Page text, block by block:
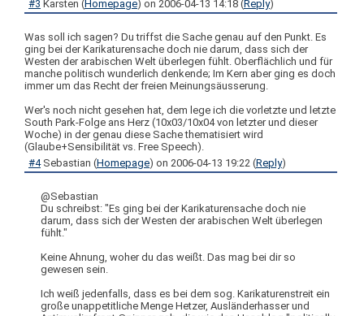
#3 Karsten (Homepage) on 2006-04-13 14:18 (Reply)
Was soll ich sagen? Du triffst die Sache genau auf den Punkt. Es
ging bei der Karikaturensache doch nie darum, dass sich der
Westen der arabischen Welt überlegen fühlt. Oberflächlich und für
manche politisch wunderlich denkende; Im Kern aber ging es doch
immer um das Recht der freien Meinungsäusserung.
Wer's noch nicht gesehen hat, dem lege ich die vorletzte und letzte
South Park-Folge ans Herz (10x03/10x04 von letzter und dieser
Woche) in der genau diese Sache thematisiert wird
(Glaube+Sensibilität vs. Free Speech).
#4 Sebastian (Homepage) on 2006-04-13 19:22 (Reply)
@Sebastian
Du schreibst: "Es ging bei der Karikaturensache doch nie
darum, dass sich der Westen der arabischen Welt überlegen
fühlt."
Keine Ahnung, woher du das weißt. Das mag bei dir so
gewesen sein.
Ich weiß jedenfalls, dass es bei dem sog. Karikaturenstreit ein
große unappetitliche Menge Hetzer, Ausländerhasser und